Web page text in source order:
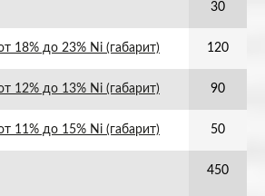
30
18% до 23% Ni (габарит) 120
12% до 13% Ni (габарит) 90
11% до 15% Ni (габарит) 50
450